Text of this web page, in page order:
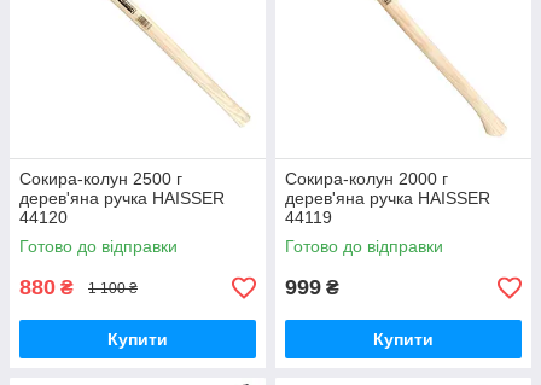
Сокира-колун 2500 г
дерев'яна ручка HAISSER
44120
Готово до відправки
880 ₴ 1 100 ₴
Купити
Сокира-колун 2000 г
дерев'яна ручка HAISSER
44119
Готово до відправки
999 ₴
Купити